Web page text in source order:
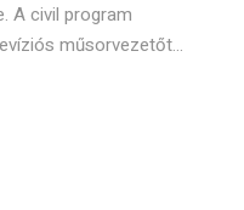
A civil program
műsorvezetőt...